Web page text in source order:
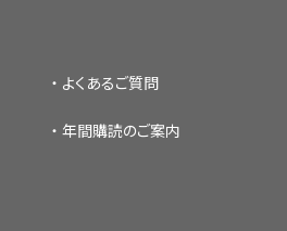
よくあるご質問
年間購読のご案内